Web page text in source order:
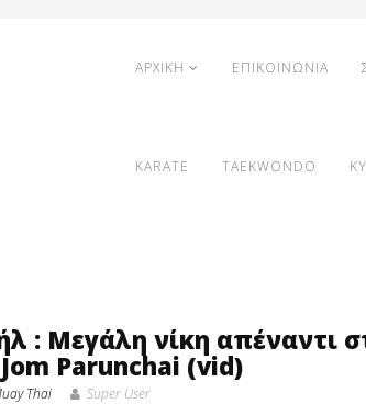
ΑΡΧΙΚΗ ΕΠΙΚΟΙΝΩΝΙΑ
KARATE TAEKWONDO
: Μεγάλη νίκη απέναντι
Parunchai (vid)
Thai Super User